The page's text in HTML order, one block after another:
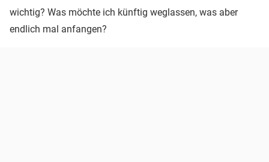
wichtig? Was möchte ich künftig weglassen, was aber
endlich mal anfangen?